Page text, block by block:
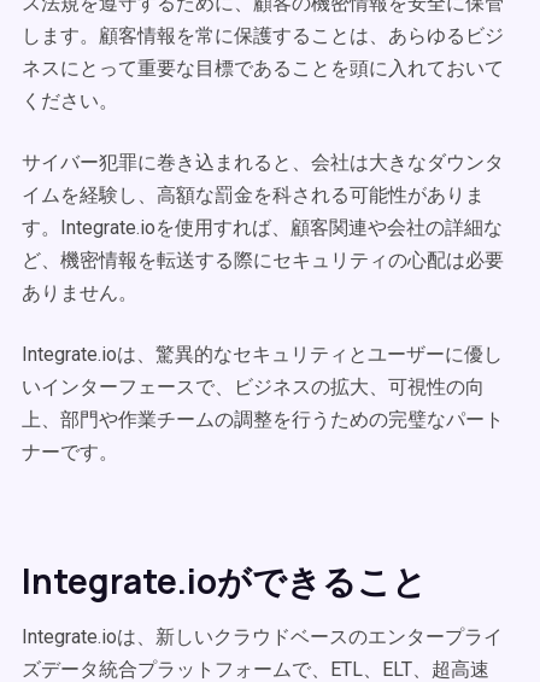
します。顧客情報を常に保護することは、あらゆるビジ
ネスにとって重要な目標であることを頭に入れておいて
ください。
サイバー犯罪に巻き込まれると、会社は大きなダウンタ
イムを経験し、高額な罰金を科される可能性がありま
す。Integrate.ioを使用すれば、顧客関連や会社の詳細な
ど、機密情報を転送する際にセキュリティの心配は必要
ありません。
Integrate.ioは、驚異的なセキュリティとユーザーに優し
いインターフェースで、ビジネスの拡大、可視性の向
上、部門や作業チームの調整を行うための完璧なパート
ナーです。
Integrate.ioができること
Integrate.ioは、新しいクラウドベースのエンタープライ
ズデータ統合プラットフォームで、ETL、ELT、超高速